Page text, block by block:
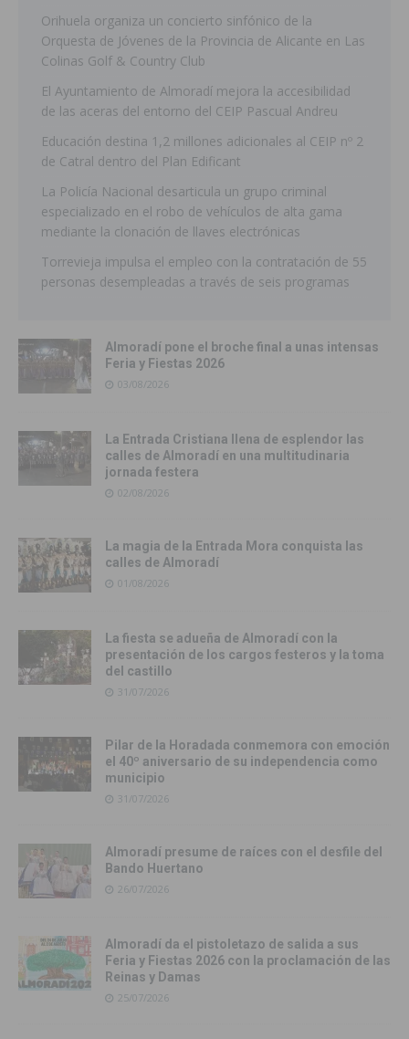
Orihuela organiza un concierto sinfónico de la
Orquesta de Jóvenes de la Provincia de Alicante en Las
Colinas Golf & Country Club
El Ayuntamiento de Almoradí mejora la accesibilidad
de las aceras del entorno del CEIP Pascual Andreu
Educación destina 1,2 millones adicionales al CEIP nº 2
de Catral dentro del Plan Edificant
La Policía Nacional desarticula un grupo criminal
especializado en el robo de vehículos de alta gama
mediante la clonación de llaves electrónicas
Torrevieja impulsa el empleo con la contratación de 55
personas desempleadas a través de seis programas
Almoradí pone el broche final a unas intensas
Feria y Fiestas 2026
03/08/2026
La Entrada Cristiana llena de esplendor las
calles de Almoradí en una multitudinaria
jornada festera
02/08/2026
La magia de la Entrada Mora conquista las
calles de Almoradí
01/08/2026
La fiesta se adueña de Almoradí con la
presentación de los cargos festeros y la toma
del castillo
31/07/2026
Pilar de la Horadada conmemora con emoción
el 40º aniversario de su independencia como
municipio
31/07/2026
Almoradí presume de raíces con el desfile del
Bando Huertano
26/07/2026
Almoradí da el pistoletazo de salida a sus
Feria y Fiestas 2026 con la proclamación de las
Reinas y Damas
25/07/2026